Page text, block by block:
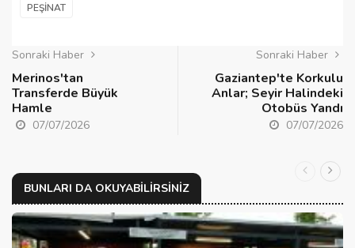
PEŞINAT
Sonraki Haber
Merinos'tan
Transferde Büyük
Hamle
07/07/2026
Sonraki Haber
Gaziantep'te Korkulu
Anlar; Seyir Halindeki
Otobüs Yandı
07/07/2026
BUNLARI DA OKUYABILIRSINIZ